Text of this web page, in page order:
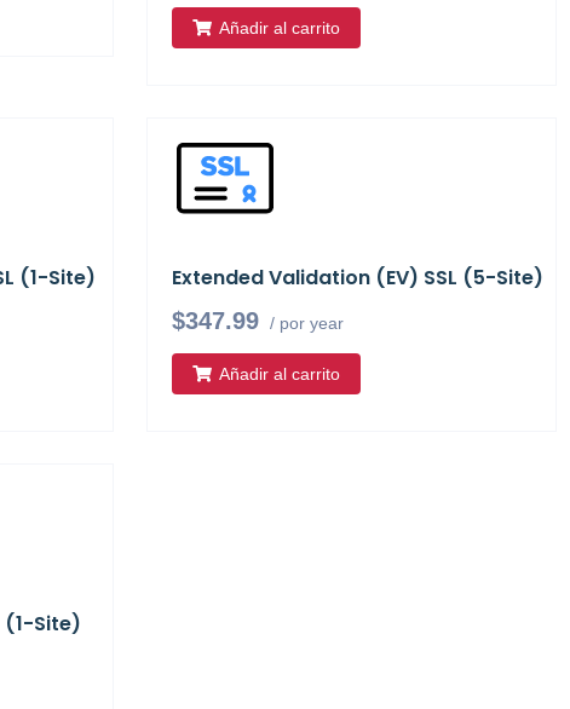
Añadir al carrito
(1-Site) Extended Validation (EV) SSL (5-Site)
$347.99 / por year
Añadir al carrito
(1-Site)